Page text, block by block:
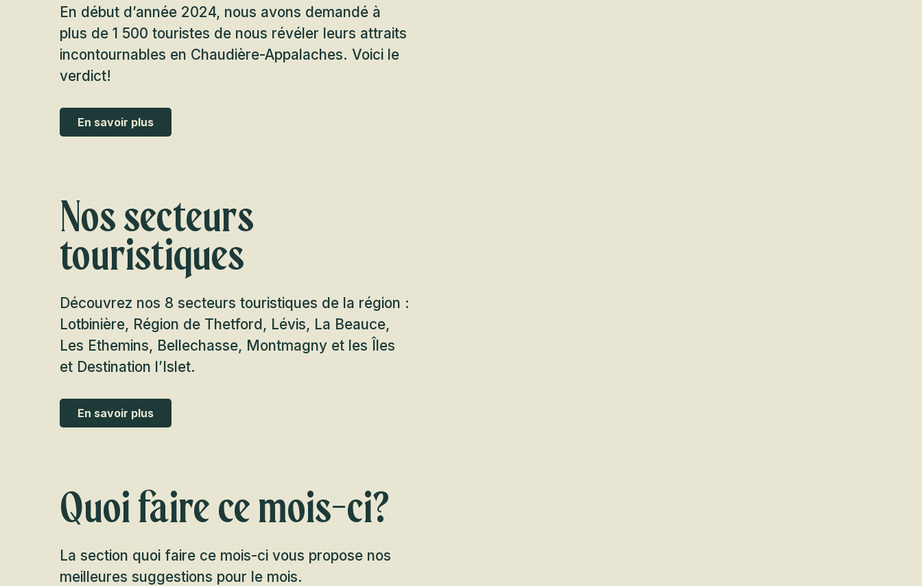
En début d’année 2024, nous avons demandé à
plus de 1 500 touristes de nous révéler leurs attraits
incontournables en Chaudière-Appalaches. Voici le
verdict!
En savoir plus
Nos secteurs
touristiques
Découvrez nos 8 secteurs touristiques de la région :
Lotbinière, Région de Thetford, Lévis, La Beauce,
Les Ethemins, Bellechasse, Montmagny et les Îles
et Destination l’Islet.
En savoir plus
Quoi faire ce mois-ci?
La section quoi faire ce mois-ci vous propose nos
meilleures suggestions pour le mois.